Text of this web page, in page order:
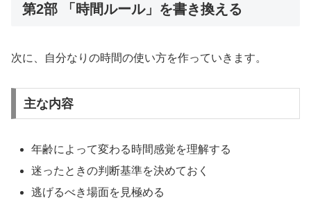
第2部 「時間ルール」を書き換える
次に、自分なりの時間の使い方を作っていきます。
主な内容
年齢によって変わる時間感覚を理解する
迷ったときの判断基準を決めておく
逃げるべき場面を見極める